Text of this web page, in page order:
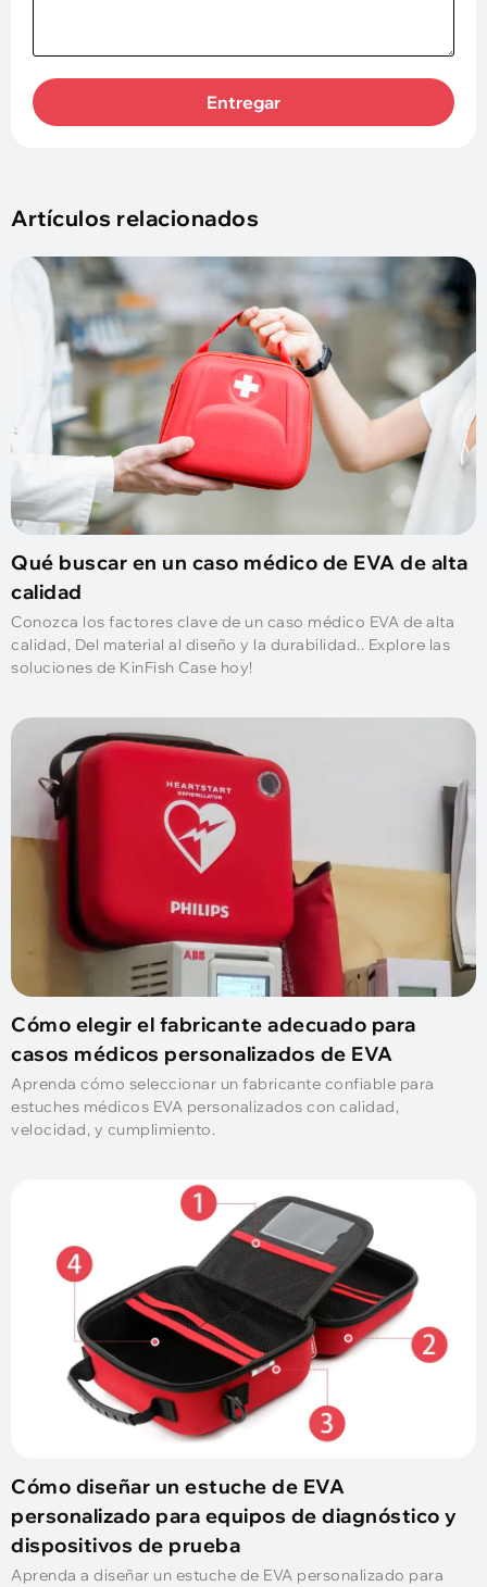
Entregar
Artículos relacionados
Qué buscar en un caso médico de EVA de alta
calidad
Conozca los factores clave de un caso médico EVA de alta
calidad, Del material al diseño y la durabilidad.. Explore las
soluciones de KinFish Case hoy!
Cómo elegir el fabricante adecuado para
casos médicos personalizados de EVA
Aprenda cómo seleccionar un fabricante confiable para
estuches médicos EVA personalizados con calidad,
velocidad, y cumplimiento.
Cómo diseñar un estuche de EVA
personalizado para equipos de diagnóstico y
dispositivos de prueba
Aprenda a diseñar un estuche de EVA personalizado para